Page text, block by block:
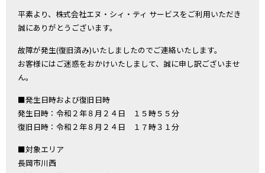
平素より、株式会社エヌ・シィ・ティ サービスをご利用いただき
誠にありがとうございます。
故障が発生(復旧済み)いたしましたのでご連絡いたします。
お客様にはご迷惑をおかけいたしまして、誠に申し訳ございませ
ん。
■発生日時および復旧日時
発生日時：令和２年８月２４日 １５時５５分
復旧日時：令和２年８月２４日 １７時３１分
■対象エリア
長岡市川西